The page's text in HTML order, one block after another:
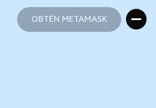
OBTÉN METAMASK